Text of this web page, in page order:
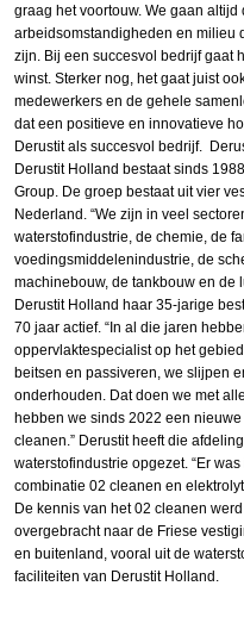
graag het voortouw. We gaan
arbeidsomstandigheden en milieu
zijn. Bij een succesvol bedrijf gaat
winst. Sterker nog, het gaat juist
medewerkers en de gehele
dat een positieve en innovatieve
Derustit als succesvol bedrijf.
Derustit Holland bestaat sinds
Group. De groep bestaat uit vier
Nederland. “We zijn in veel
waterstofindustrie, de chemie, de
voedingsmiddelenindustrie, de
machinebouw, de tankbouw en de
Derustit Holland haar 35-jarige
70 jaar actief. “In al die jaren
oppervlakte­specialist op het
beitsen en passiveren, we slijpen
onderhouden. Dat doen we met
hebben we sinds 2022 een
cleanen.” Derustit heeft die
waterstofindustrie opgezet. “Er
combinatie 02 cleanen en
De kennis van het 02 cleanen
overgebracht naar de Friese
en buitenland, vooral uit de
faciliteiten van Derustit Holland.